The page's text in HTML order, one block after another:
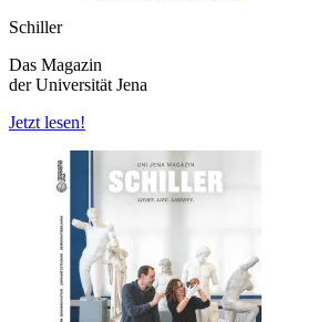
Schiller
Das Magazin
der Universität Jena
Jetzt lesen!